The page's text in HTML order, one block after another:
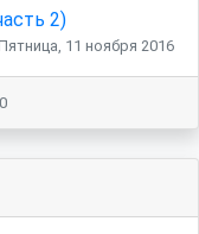
2)
11 ноября 2016